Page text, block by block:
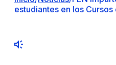
estudiantes en los